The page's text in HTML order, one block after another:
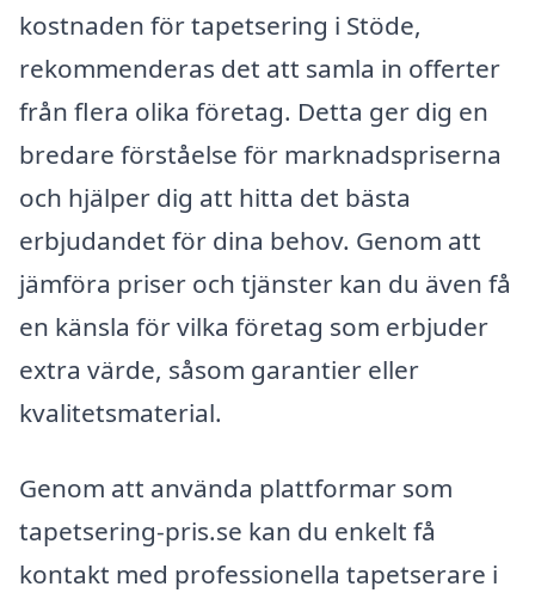
kostnaden för tapetsering i Stöde,
rekommenderas det att samla in offerter
från flera olika företag. Detta ger dig en
bredare förståelse för marknadspriserna
och hjälper dig att hitta det bästa
erbjudandet för dina behov. Genom att
jämföra priser och tjänster kan du även få
en känsla för vilka företag som erbjuder
extra värde, såsom garantier eller
kvalitetsmaterial.
Genom att använda plattformar som
tapetsering-pris.se kan du enkelt få
kontakt med professionella tapetserare i